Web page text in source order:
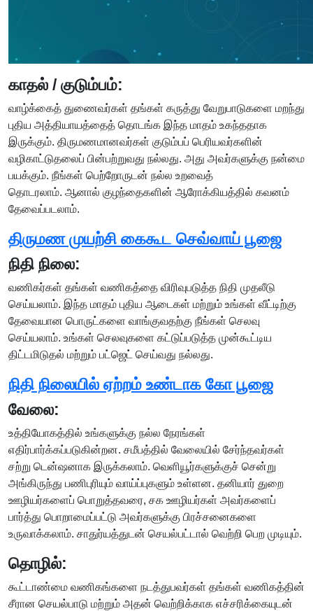
காதல் / குடும்பம்:
வாழ்க்கைத் துணைவர்கள் தங்கள் கருத்து வேறுபாடுகளை மறந்து
புதிய அத்தியாயத்தைத் தொடங்க இந்த மாதம் உகந்ததாக
இருக்கும். திருமணமானவர்கள் குடும்பப் பெரியவர்களின்
வழிகாட்டுதலைப் பின்பற்றுவது நல்லது. அது அவர்களுக்கு நன்மை
பயக்கும். நீங்கள் பெற்றோருடன் நல்ல உறவைத்
தொடரலாம். ஆனால் குழந்தைகளின் ஆரோக்கியத்தில் கவனம்
தேவைப்படலாம்.
திருமண முயற்சி கைகூட செவ்வாய் பூஜை
நிதி நிலை:
வணிகர்கள் தங்கள் வணிகத்தை விரிவுபடுத்த நிதி முதலீடு
செய்யலாம். இந்த மாதம் புதிய ஆடைகள் மற்றும் உங்கள் வீட்டிற்கு
தேவையான பொருட்களை வாங்குவதற்கு நீங்கள் செலவு
செய்யலாம். உங்கள் செலவுகளை கட்டுப்படுத்த முன்கூட்டிய
திட்டமிடுதல் மற்றும் பட்ஜெட் செய்வது நல்லது.
நிதி நிலையில் ஏற்றம் உண்டாக கோ பூஜை
வேலை:
உத்தியோகத்தில் உங்களுக்கு நல்ல நேரங்கள்
எதிர்பார்க்கப்படுகின்றன. சமீபத்தில் வேலையில் சேர்ந்தவர்கள்
சற்று டென்ஷனாக இருக்கலாம். வெளியூர்களுக்குச் சென்று
அங்கிருந்து பணிபுரியும் வாய்ப்புகளும் உள்ளன. தனியார் துறை
ஊழியர்களைப் பொறுத்தவரை, சக ஊழியர்கள் அவர்களைப்
பார்த்து பொறாமைப்பட்டு அவர்களுக்கு பிரச்சனைகளை
உருவாக்கலாம். சாதுர்யத்துடன் செயல்பட்டால் வெற்றி பெற முடியும்.
தொழில்:
கூட்டாண்மை வணிகங்களை நடத்துபவர்கள் தங்கள் வணிகத்தின்
சீரான செயல்பாடு மற்றும் அதன் வெற்றிக்காக எச்சரிக்கையுடன்